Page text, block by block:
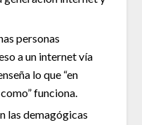
personas
a un internet vía
lo que “en
funciona.
las demagógicas